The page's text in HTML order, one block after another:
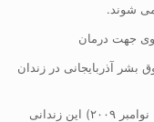
می شوند.
جهت درمان
بشر آذربایجانی در زندان
مسئولین زندان اوین روز چهارشنبه ۲۰ آبان ۸۸ (۱۱ نوامبر ۲۰۰۹) این زندانی